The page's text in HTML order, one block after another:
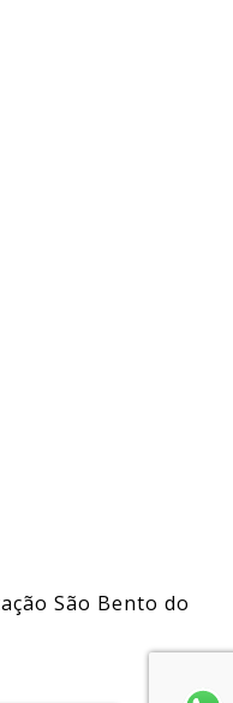
São Bento do